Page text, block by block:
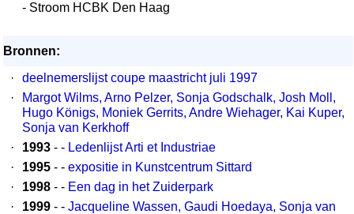
- Stroom HCBK Den Haag
Bronnen:
·
deelnemerslijst coupe maastricht juli 1997
·
Margot Wilms, Arno Pelzer, Sonja Godschalk, Josh Moll,
Hugo Königs, Moniek Gerrits, Andre Wiehager, Kai Kuper,
Sonja van Kerkhoff
·
1993 - - Ledenlijst Arti et Industriae
·
1995 - - expositie in Kunstcentrum Sittard
·
1998 - - Een dag in het Zuiderpark
·
1999 - - Jacqueline Wassen, Gaudi Hoedaya, Sonja van